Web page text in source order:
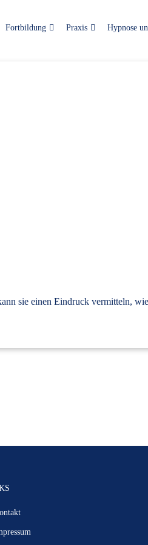
Fortbildung Praxis Hypnose
sie einen Eindruck vermitteln,